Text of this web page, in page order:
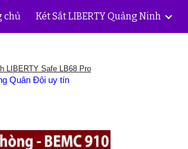
main content
chủ Két Sắt LIBERTY Quảng Ninh
LIBERTY Safe LB68 Pro
Quân Đội uy tín